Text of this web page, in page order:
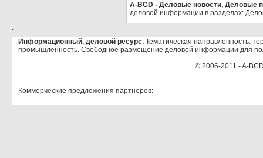
A-BCD - Деловые новости, Деловые
деловой информации в разделах:
.
Информационный, деловой ресурс. Тематическая направленность:
промышленность. Свободное размещение деловой информации для
© 2006-2011 - A-
Коммерческие предложения партнеров: